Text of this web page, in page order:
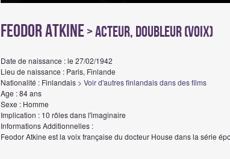
Feodor Atkine> Acteur, Doubleur (voix)
Date de naissance : le 27/02/1942
Lieu de naissance : Paris, Finlande
Nationalité : Finlandais > Voir d'autres finlandais dans des films
Age : 84 ans
Sexe : Homme
Implication : 10 rôles dans l'imaginaire
Informations Additionnelles :
Feodor Atkine est la voix française du docteur House dans la série